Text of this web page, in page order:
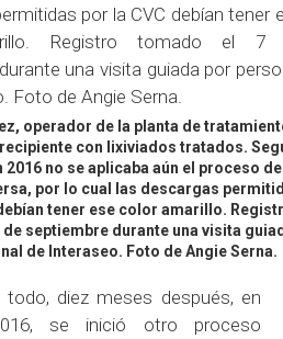
operador de la planta de
con lixiviados tratados.
2016 no se aplicaba aún el proceso de
por lo cual las descargas
tener ese color amarillo.
septiembre durante una visita
de Interaseo. Foto de Angie Serna.
diez meses después, en
se inició otro proceso